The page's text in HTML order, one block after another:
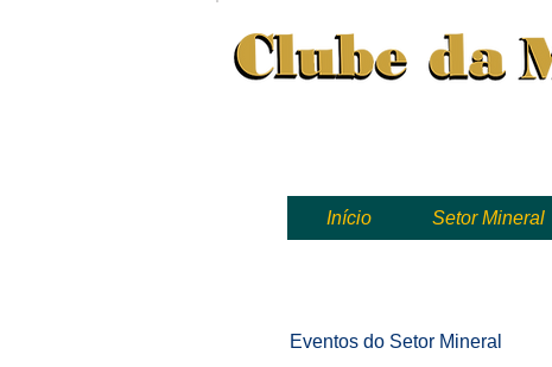
Início Setor Mineral
Eventos do Setor Mineral